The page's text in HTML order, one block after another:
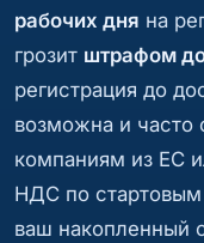
рабочих дня на
грозит штрафом
регистрация до
возможна и часто
компаниям из ЕС
НДС по
ваш накопленный